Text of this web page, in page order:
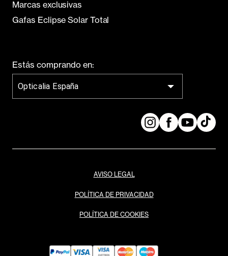
Marcas exclusivas
Gafas Eclipse Solar Total
Estás comprando en:
Opticalia España
AVISO LEGAL
POLÍTICA DE PRIVACIDAD
POLÍTICA DE COOKIES